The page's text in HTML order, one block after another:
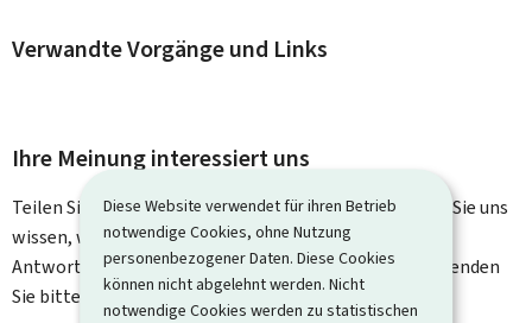
Diese Website verwendet für ihren Betrieb
notwendige Cookies, ohne Nutzung
personenbezogener Daten. Diese Cookies
können nicht abgelehnt werden. Nicht
notwendige Cookies werden zu statistischen
Verwandte Vorgänge und Links
Ihre Meinung interessiert uns
Teilen Sie uns Ihre Meinung zu dieser Seite mit. Lassen Sie uns
wissen, was wir verbessern können. Sie erhalten keine
Antwort auf Ihr Feedback. Für spezifische Fragen verwenden
Sie bitte das Kontaktformular.